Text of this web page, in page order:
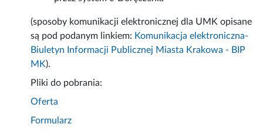
(sposoby komunikacji elektronicznej dla UMK opisane
są pod podanym linkiem: Komunikacja elektroniczna-
Biuletyn Informacji Publicznej Miasta Krakowa - BIP
MK).
Pliki do pobrania:
Oferta
Formularz